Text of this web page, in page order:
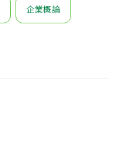
企業概論